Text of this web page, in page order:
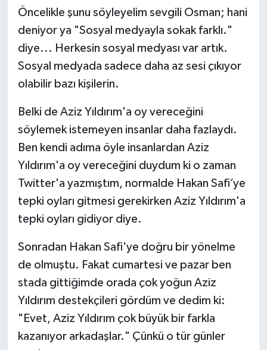
Öncelikle şunu söyleyelim sevgili Osman; hani
deniyor ya "Sosyal medyayla sokak farklı."
diye... Herkesin sosyal medyası var artık.
Sosyal medyada sadece daha az sesi çıkıyor
olabilir bazı kişilerin.
Belki de Aziz Yıldırım'a oy vereceğini
söylemek istemeyen insanlar daha fazlaydı.
Ben kendi adıma öyle insanlardan Aziz
Yıldırım'a oy vereceğini duydum ki o zaman
Twitter'a yazmıştım, normalde Hakan Safi’ye
tepki oyları gitmesi gerekirken Aziz Yıldırım'a
tepki oyları gidiyor diye.
Sonradan Hakan Safi'ye doğru bir yönelme
de olmuştu. Fakat cumartesi ve pazar ben
stada gittiğimde orada çok yoğun Aziz
Yıldırım destekçileri gördüm ve dedim ki:
"Evet, Aziz Yıldırım çok büyük bir farkla
kazanıyor arkadaşlar." Çünkü o tür günler